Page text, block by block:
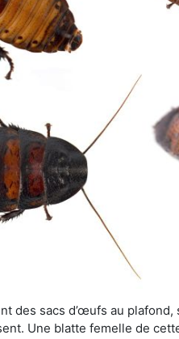
des sacs d’œufs au
Une blatte femelle de